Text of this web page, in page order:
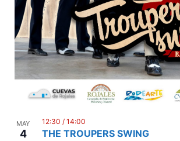
MAY
4 THE TROUPERS SWING
12:30 / 14:00